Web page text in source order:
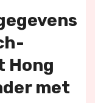
Hong
met